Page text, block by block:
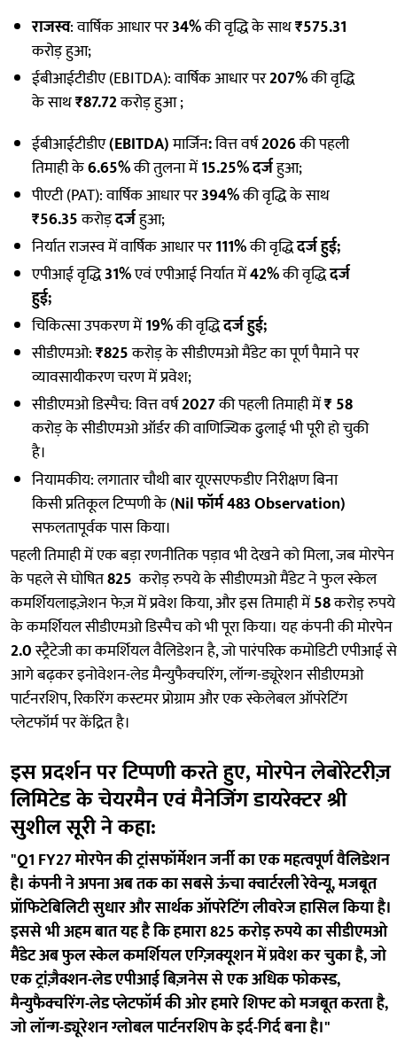
राजस्व: वार्षिक आधार पर34%की वृद्धि के साथ₹575.31
करोड़ हुआ;
ईबीआईटीडीए (EBITDA): वार्षिक आधार पर207%की वृद्धि
के साथ₹87.72करोड़ हुआ ;
ईबीआईटीडीए(EBITDA)मार्जिन:वित्त वर्ष2026की पहली
तिमाही के6.65%की तुलना में15.25% दर्जहुआ;
पीएटी (PAT): वार्षिक आधार पर394%की वृद्धि के साथ
₹56.35करोड़दर्जहुआ;
निर्यात राजस्व में वार्षिक आधार पर111%की वृद्धिदर्ज हुई;
एपीआई वृद्धि31%एवं एपीआई निर्यात में42%की वृद्धिदर्ज
हुई;
चिकित्सा उपकरण में19%की वृद्धिदर्ज हुई;
सीडीएमओ:₹825करोड़ के सीडीएमओ मैंडेट का पूर्ण पैमाने पर
व्यावसायीकरण चरण में प्रवेश;
सीडीएमओ डिस्पैच: वित्त वर्ष2027की पहली तिमाही में₹ 58
करोड़ के सीडीएमओ ऑर्डर की वाणिज्यिक ढुलाई भी पूरी हो चुकी
है।
नियामकीय: लगातार चौथी बार यूएसएफडीए निरीक्षण बिना
किसी प्रतिकूल टिप्पणी के (Nil फॉर्म 483 Observation)
सफलतापूर्वक पास किया।
पहली तिमाही में एक बड़ा रणनीतिक पड़ाव भी देखने को मिला, जब मोरपेन
के पहले से घोषित825 करोड़ रुपये के सीडीएमओ मैंडेट ने फुल स्केल
कमर्शियलाइज़ेशन फेज़ में प्रवेश किया, और इस तिमाही में58करोड़ रुपये
के कमर्शियल सीडीएमओ डिस्पैच को भी पूरा किया। यह कंपनी की मोरपेन
2.0स्ट्रैटेजी का कमर्शियल वैलिडेशन है, जो पारंपरिक कमोडिटी एपीआई से
आगे बढ़कर इनोवेशन-लेड मैन्युफैक्चरिंग, लॉन्ग-ड्यूरेशन सीडीएमओ
पार्टनरशिप, रिकरिंग कस्टमर प्रोग्राम और एक स्केलेबल ऑपरेटिंग
प्लेटफॉर्म पर केंद्रित है।
इस प्रदर्शन पर टिप्पणी करते हुए, मोरपेन लेबोरेटरीज़
लिमिटेड के चेयरमैन एवं मैनेजिंग डायरेक्टर श्री
सुशील सूरी ने कहा:
"Q1 FY27 मोरपेन की ट्रांसफॉर्मेशन जर्नी का एक महत्वपूर्ण वैलिडेशन
है। कंपनी ने अपना अब तक का सबसे ऊंचा क्वार्टरली रेवेन्यू, मजबूत
प्रॉफिटेबिलिटी सुधार और सार्थक ऑपरेटिंग लीवरेज हासिल किया है।
इससे भी अहम बात यह है कि हमारा 825 करोड़ रुपये का सीडीएमओ
मैंडेट अब फुल स्केल कमर्शियल एग्ज़िक्यूशन में प्रवेश कर चुका है, जो
एक ट्रांज़ैक्शन-लेड एपीआई बिज़नेस से एक अधिक फोकस्ड,
मैन्युफैक्चरिंग-लेड प्लेटफॉर्म की ओर हमारे शिफ्ट को मजबूत करता है,
जो लॉन्ग-ड्यूरेशन ग्लोबल पार्टनरशिप के इर्द-गिर्द बना है।"